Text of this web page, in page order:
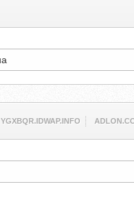
YGXBQR.IDWAP.INFO